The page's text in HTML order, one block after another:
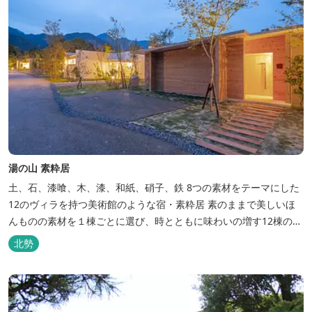
湯の山 素粋居
土、石、漆喰、木、漆、和紙、硝子、鉄 8つの素材をテーマにした
12のヴィラを持つ美術館のような宿・素粋居 素のままで美しいほ
んものの素材を１棟ごとに選び、時とともに味わいの増す12棟のヴ
ィラをつくりました。現代美術・工芸・古美術・アンティークをし
つらえた空間は、 とびきり居心地が良い美術館のよう。次はあのヴ
ィラで素材とアートに触れたい。 そんな滞在の楽しみが広がりま
す。 「そ...
北勢